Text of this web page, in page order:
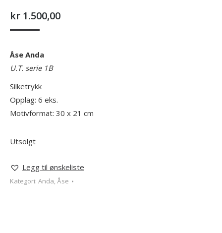
kr 1.500,00
Åse Anda
U.T. serie 1B
Silketrykk
Opplag: 6 eks.
Motivformat: 30 x 21 cm
Utsolgt
Legg til ønskeliste
Kategori: Anda, Åse